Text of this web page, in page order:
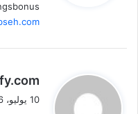
ي
ق
10 يوليو، 2026 الساعة 3:23 م